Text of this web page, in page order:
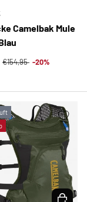
Camelbak Mule
Normaler Preis
€154,95 -20%